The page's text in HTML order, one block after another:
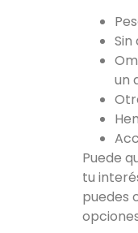
un
Puede
tu
puedes